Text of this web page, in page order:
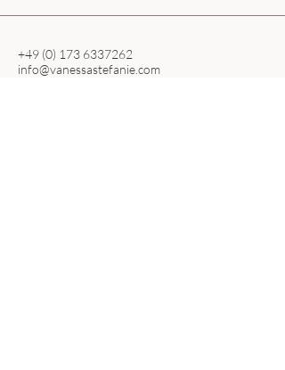
+49 (0) 173 6337262
info@vanessastefanie.com